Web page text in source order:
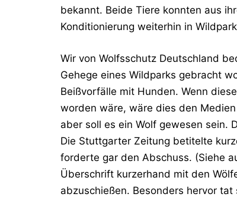
bekannt. Beide Tiere konnten aus
Konditionierung weiterhin in
Wir von Wolfsschutz Deutschland
Gehege eines Wildparks gebracht
Beißvorfälle mit Hunden. Wenn
worden wäre, wäre dies den
aber soll es ein Wolf gewesen sein.
Die Stuttgarter Zeitung betitelte
forderte gar den Abschuss. (Siehe
Überschrift kurzerhand mit den
abzuschießen. Besonders hervor